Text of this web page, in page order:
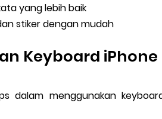
yang lebih baik
stiker dengan mudah
Keyboard
dalam menggunakan